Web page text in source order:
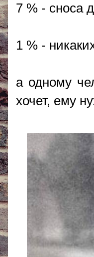
7 % - сноса
1 % -
а одному
хочет, ему